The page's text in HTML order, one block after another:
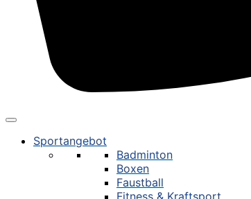
Sportangebot
Badminton
Boxen
Faustball
Fitness & Kraftsport